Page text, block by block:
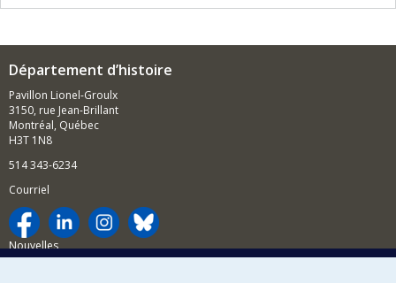
Département d’histoire
Pavillon Lionel-Groulx
3150, rue Jean-Brillant
Montréal, Québec
H3T 1N8
514 343-6234
Courriel
Nouvelles